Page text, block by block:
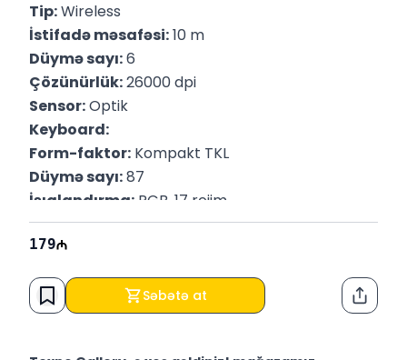
Tip: Wireless
İstifadə məsafəsi: 10 m
Düymə sayı: 6
Çözünürlük: 26000 dpi
Sensor: Optik
Keyboard:
Form-faktor: Kompakt TKL
Düymə sayı: 87
İşıqlandırma: RGB, 17 rejim
Qoşulma: USB örgülü kabel (1.8 m)
Ölçülər:
179
Səbətə at